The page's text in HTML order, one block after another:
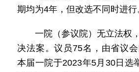
期均为4年，但改选不同时进行
一院（参议院）无立法权
决法案。议员75名，由省议会
本届一院于2023年5月30日选